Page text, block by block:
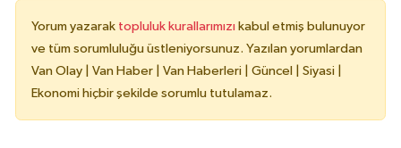
Yorum yazarak topluluk kurallarımızı kabul etmiş bulunuyor
ve tüm sorumluluğu üstleniyorsunuz. Yazılan yorumlardan
Van Olay | Van Haber | Van Haberleri | Güncel | Siyasi |
Ekonomi hiçbir şekilde sorumlu tutulamaz.